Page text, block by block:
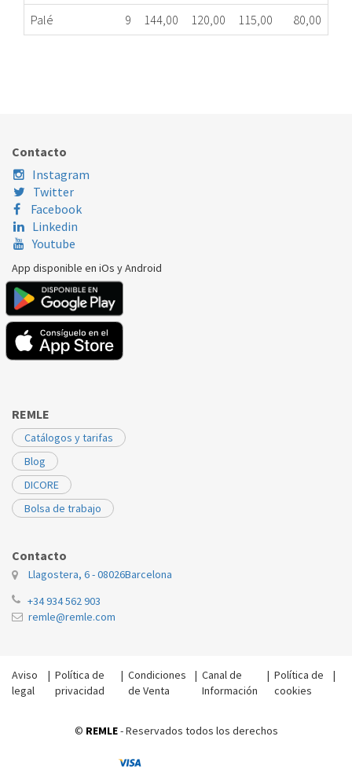
Palé
9 144,00 120,00 115,00 80,00
Contacto
Instagram
Twitter
Facebook
Linkedin
Youtube
App disponible en iOs y Android
REMLE
Catálogos y tarifas
Blog
DICORE
Bolsa de trabajo
Contacto
Llagostera, 6 - 08026Barcelona
+34 934 562 903
remle@remle.com
Aviso
legal
| Política de
privacidad
|Condiciones
de Venta
|Canal de
Información
| Política de
cookies
|
© REMLE- Reservados todos los derechos